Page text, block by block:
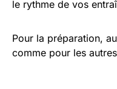
le rythme de vos
Pour la préparation,
comme pour les